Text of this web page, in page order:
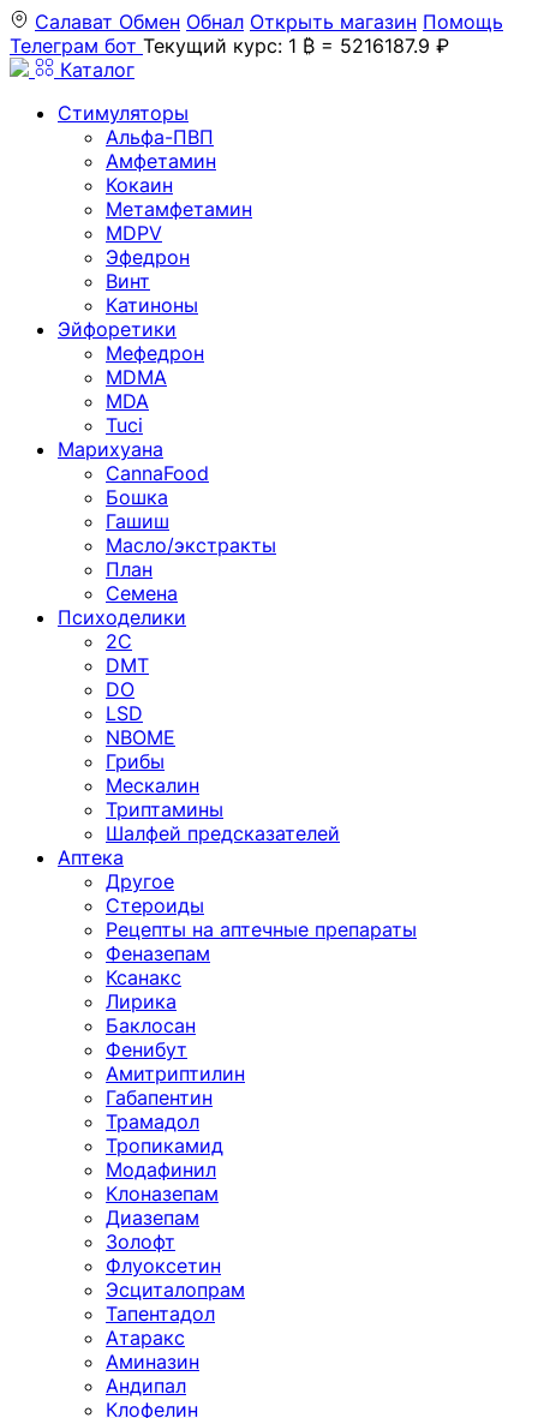
Салават Обмен Обнал Открыть магазин Помощь
Телеграм бот Текущий курс: 1 ₿ = 5216187.9 ₽
Каталог
Стимуляторы
Альфа-ПВП
Амфетамин
Кокаин
Метамфетамин
MDPV
Эфедрон
Винт
Катиноны
Эйфоретики
Мефедрон
MDMA
MDA
Tuci
Марихуана
CannaFood
Бошка
Гашиш
Масло/экстракты
План
Семена
Психоделики
2C
DMT
DO
LSD
NBOME
Грибы
Мескалин
Триптамины
Шалфей предсказателей
Аптека
Другое
Стероиды
Рецепты на аптечные препараты
Феназепам
Ксанакс
Лирика
Баклосан
Фенибут
Амитриптилин
Габапентин
Трамадол
Тропикамид
Модафинил
Клоназепам
Диазепам
Золофт
Флуоксетин
Эсциталопрам
Тапентадол
Атаракс
Аминазин
Андипал
Клофелин